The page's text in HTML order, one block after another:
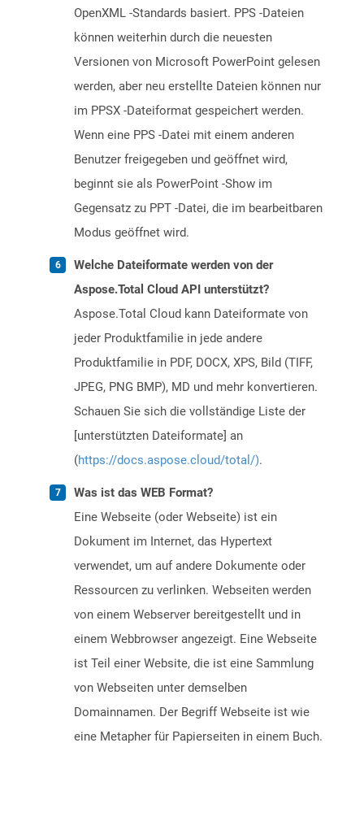
OpenXML -Standards basiert. PPS -Dateien
können weiterhin durch die neuesten
Versionen von Microsoft PowerPoint gelesen
werden, aber neu erstellte Dateien können nur
im PPSX -Dateiformat gespeichert werden.
Wenn eine PPS -Datei mit einem anderen
Benutzer freigegeben und geöffnet wird,
beginnt sie als PowerPoint -Show im
Gegensatz zu PPT -Datei, die im bearbeitbaren
Modus geöffnet wird.
Welche Dateiformate werden von der
Aspose.Total Cloud API unterstützt?
Aspose.Total Cloud kann Dateiformate von
jeder Produktfamilie in jede andere
Produktfamilie in PDF, DOCX, XPS, Bild (TIFF,
JPEG, PNG BMP), MD und mehr konvertieren.
Schauen Sie sich die vollständige Liste der
[unterstützten Dateiformate] an
(https://docs.aspose.cloud/total/).
Was ist das WEB Format?
Eine Webseite (oder Webseite) ist ein
Dokument im Internet, das Hypertext
verwendet, um auf andere Dokumente oder
Ressourcen zu verlinken. Webseiten werden
von einem Webserver bereitgestellt und in
einem Webbrowser angezeigt. Eine Webseite
ist Teil einer Website, die ist eine Sammlung
von Webseiten unter demselben
Domainnamen. Der Begriff Webseite ist wie
eine Metapher für Papierseiten in einem Buch.